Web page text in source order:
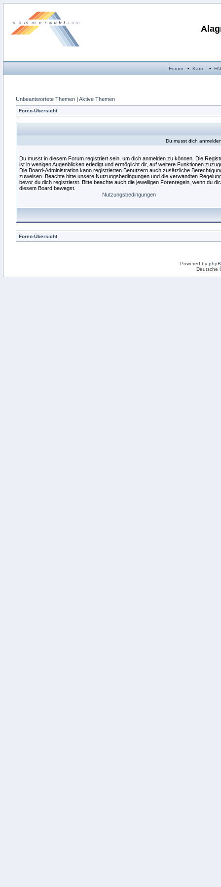
Forum• Karte •
Unbeantwortete Themen | Aktive Themen
Foren-Übersicht
Du musst dich
Du musst in diesem Forum registriert sein, um dich anmelden zu können. Die
ist in wenigen Augenblicken erledigt und ermöglicht dir, auf weitere Funktionen
Die Board-Administration kann registrierten Benutzern auch zusätzliche
zuweisen. Beachte bitte unsere Nutzungsbedingungen und die verwandten
bevor du dich registrierst. Bitte beachte auch die jeweiligen Forenregeln, wenn du
diesem Board bewegst.
Nutzungsbedingungen
Foren-Übersicht
Powered by
Deutsche